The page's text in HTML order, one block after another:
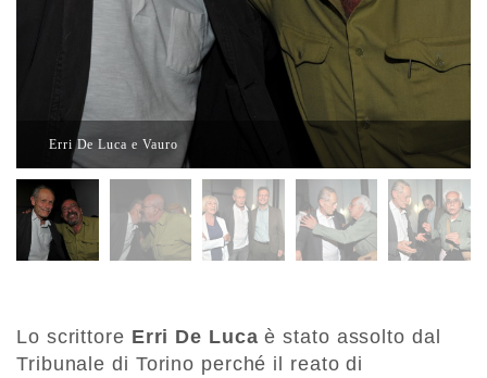
Erri De Luca e Vauro
Lo scrittore Erri De Luca è stato assolto dal
Tribunale di Torino perché il reato di